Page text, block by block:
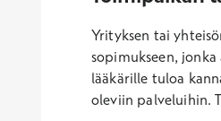
Yrityksen tai
sopimukseen,
lääkärille tuloa
oleviin palveluihin.